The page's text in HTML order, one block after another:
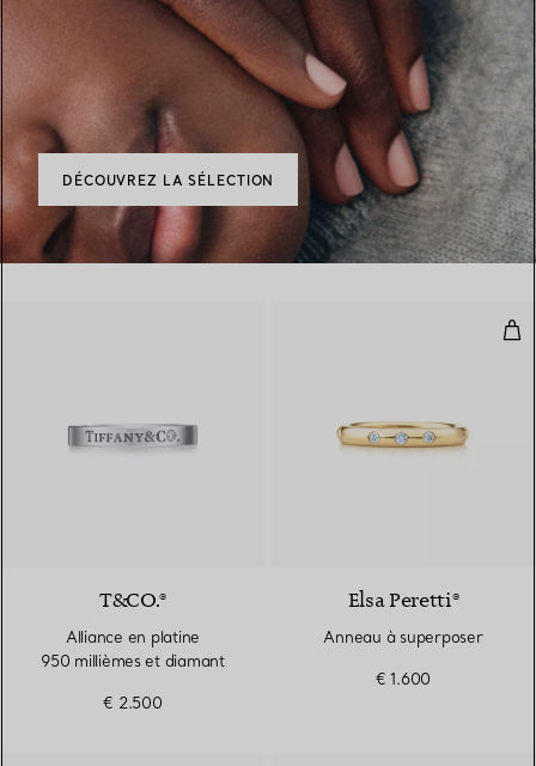
DÉCOUVREZ LA SÉLECTION
T&CO.®
Alliance en platine
950 millièmes et diamant
€ 2.500
Elsa Peretti®
Anneau à superposer
€ 1.600